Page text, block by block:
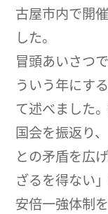
古屋市内で開
した。
冒頭あいさつ
ういう年にす
て述べました
国会を振返り
との矛盾を広
ざるを得ない
安倍一強体制